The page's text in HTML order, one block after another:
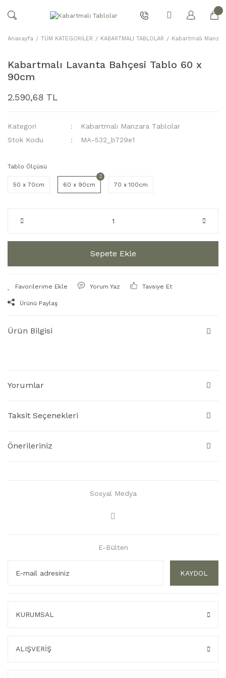
Anasayfa TÜM KATEGORİLER KABARTMALI TABLOLAR Kabartmalı
Kabartmalı Lavanta Bahçesi Tablo 60 x
90cm
2.590,68 TL
Kategori
Kabartmalı Manzara Tablolar
Stok Kodu
MA-532_b729e1
Tablo Ölçüsü
50 x 70cm 60 x 90cm 70 x 100cm
Sepete Ekle
Yorum Yaz Tavsiye Et
Ürünü Paylaş
Ürün Bilgisi
Yorumlar
Taksit Seçenekleri
Önerileriniz
Sosyal Medya
E-Bülten
KAYDOL
KURUMSAL
ALIŞVERİŞ